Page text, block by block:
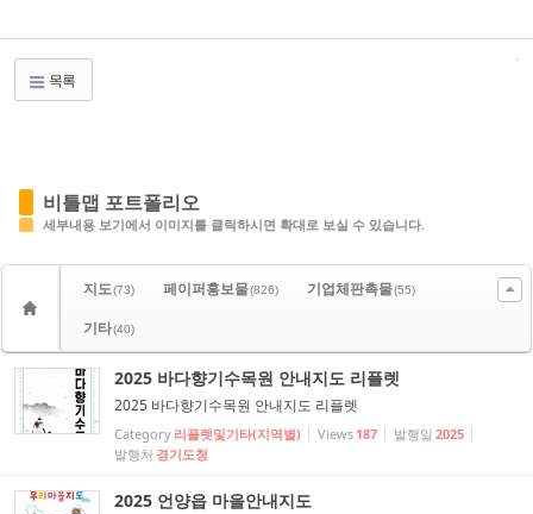
목록
비틀맵 포트폴리오
세부내용 보기에서 이미지를 클릭하시면 확대로 보실 수 있습니다.
지도(73) 페이퍼홍보물(826) 기업체판촉물(55)
기타(40)
2025 바다향기수목원 안내지도 리플렛
2025 바다향기수목원 안내지도 리플렛
Category 리플렛및기타(지역별) Views 187 발행일 2025
발행처 경기도청
2025 언양읍 마을안내지도